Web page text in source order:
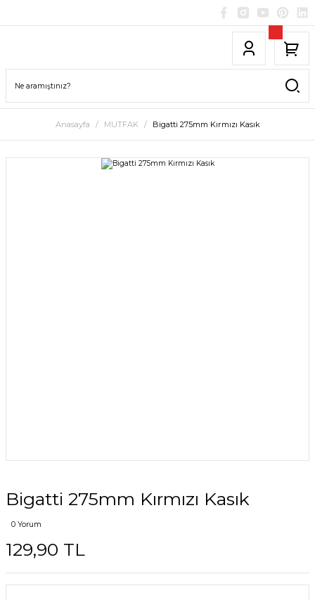
Anasayfa MUTFAK Bigatti 275mm Kırmızı Kasık
Bigatti 275mm Kırmızı Kasık
0 Yorum
129,90 TL